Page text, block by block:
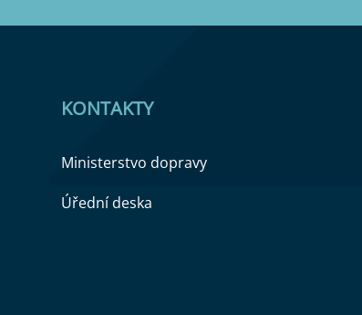
KONTAKTY
Ministerstvo dopravy
Úřední deska